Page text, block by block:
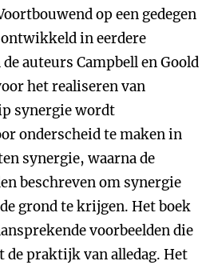
op een gedegen
in eerdere
auteurs Campbell en Goold
het realiseren van
synergie wordt
onderscheid te maken in
synergie, waarna de
beschreven om synergie
grond te krijgen. Het boek
voorbeelden die
de praktijk van alledag. Het